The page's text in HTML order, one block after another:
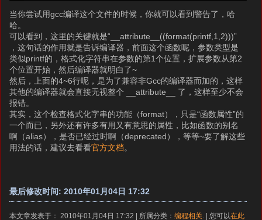
当你尝试用gcc编译这个文件的时候，你就可以看到警告了，哈
哈。
可以看到，这里的关键就是“__attribute__((format(printf,1,2)))”
，这句话的作用就是告诉编译器，前面这个函数呢，参数类型是
类似printf的，格式化字符串在参数的第1个位置，扩展参数从第2
个位置开始，然后编译器就明白了~
然后，上面的4~6行呢，是为了兼容非Gcc的编译器而加的，这样
其他的编译器就会直接无视整个 __attribute__ 了，这样至少不会
报错。
其实，这个检查格式化字串的功能（format），只是“函数属性”的
一个而已，另外还有许多有用又有意思的属性，比如函数的别名
啊（alias），是否已经过时啊（deprecated），等等~要了解这些
用法的话，建议去看看官方文档。
最后修改时间: 2010年01月04日 17:32
本文章发表于： 2010年01月04日 17:32 | 所属分类：编程相关 . | 您可以在此